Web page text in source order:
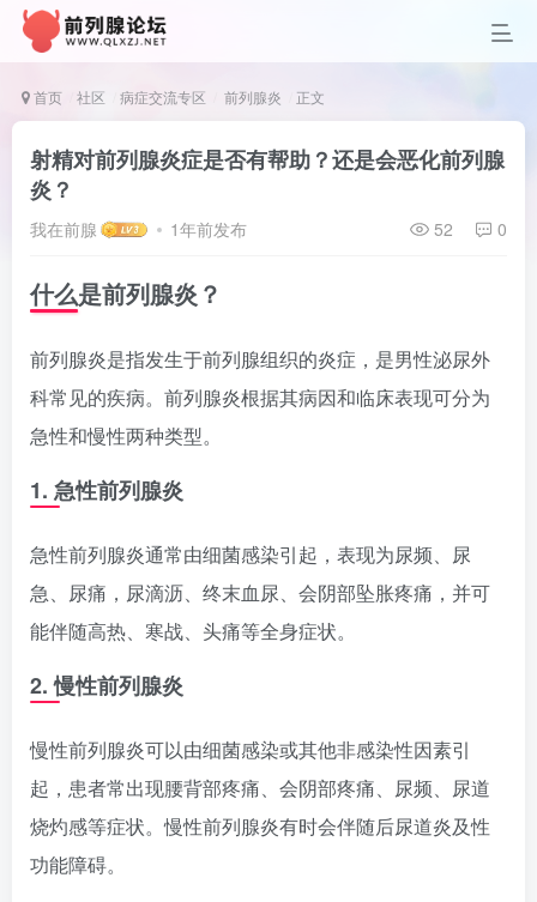
首页 社区 病症交流专区 前列腺炎 正文
射精对前列腺炎症是否有帮助？还是会恶化前列腺
炎？
我在前腺 1年前发布 52 0
什么是前列腺炎？
前列腺炎是指发生于前列腺组织的炎症，是男性泌尿外
科常见的疾病。前列腺炎根据其病因和临床表现可分为
急性和慢性两种类型。
1. 急性前列腺炎
急性前列腺炎通常由细菌感染引起，表现为尿频、尿
急、尿痛，尿滴沥、终末血尿、会阴部坠胀疼痛，并可
能伴随高热、寒战、头痛等全身症状。
2. 慢性前列腺炎
慢性前列腺炎可以由细菌感染或其他非感染性因素引
起，患者常出现腰背部疼痛、会阴部疼痛、尿频、尿道
烧灼感等症状。慢性前列腺炎有时会伴随后尿道炎及性
功能障碍。